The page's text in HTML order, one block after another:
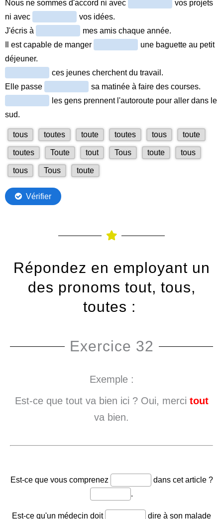
Répondez en employant un
des pronoms tout, tous,
toutes :
Exercice 32
Exemple :
Est-ce que tout va bien ici ? Oui, merci tout
va bien.